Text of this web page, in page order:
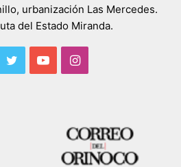
urbanización Las Mercedes.
del Estado Miranda.
TwitterYouTubeInstagram